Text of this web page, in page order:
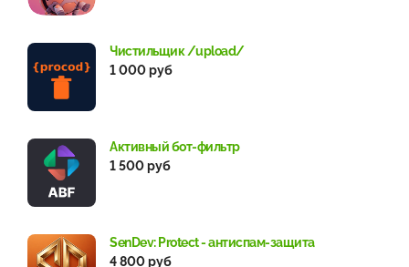
Чистильщик /upload/
1 000 руб
Активный бот-фильтр
1 500 руб
SenDev: Protect - антиспам-защита
4 800 руб